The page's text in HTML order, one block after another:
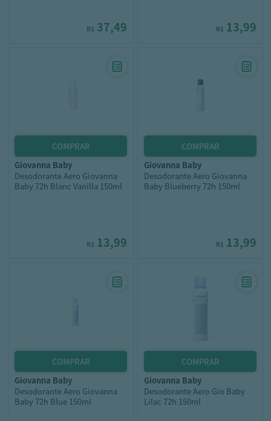
R$ 37,49 R$ 13,99
giovanna baby
Desodorante Aero Giovanna
Baby 72h Blanc Vanilla 150ml
R$ 13,99
giovanna baby
Desodorante Aero Giovanna
Baby Blueberry 72h 150ml
R$ 13,99
giovanna baby
Desodorante Aero Giovanna
Baby 72h Blue 150ml
giovanna baby
Desodorante Aero Gio Baby
Lilac 72h 150ml